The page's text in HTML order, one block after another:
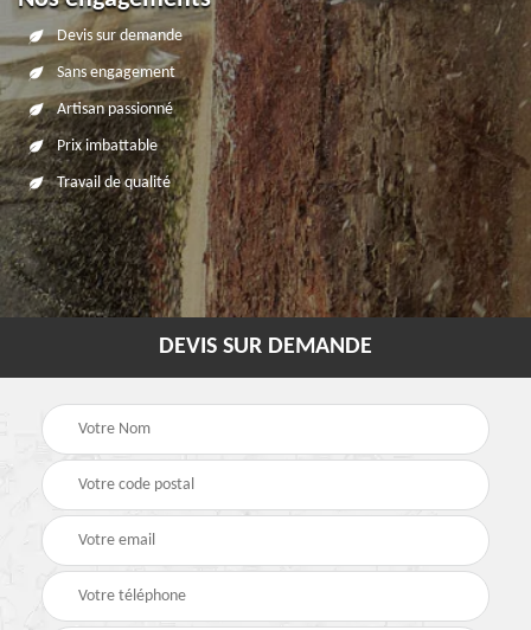
Devis sur demande
Sans engagement
Artisan passionné
Prix imbattable
Travail de qualité
DEVIS SUR DEMANDE